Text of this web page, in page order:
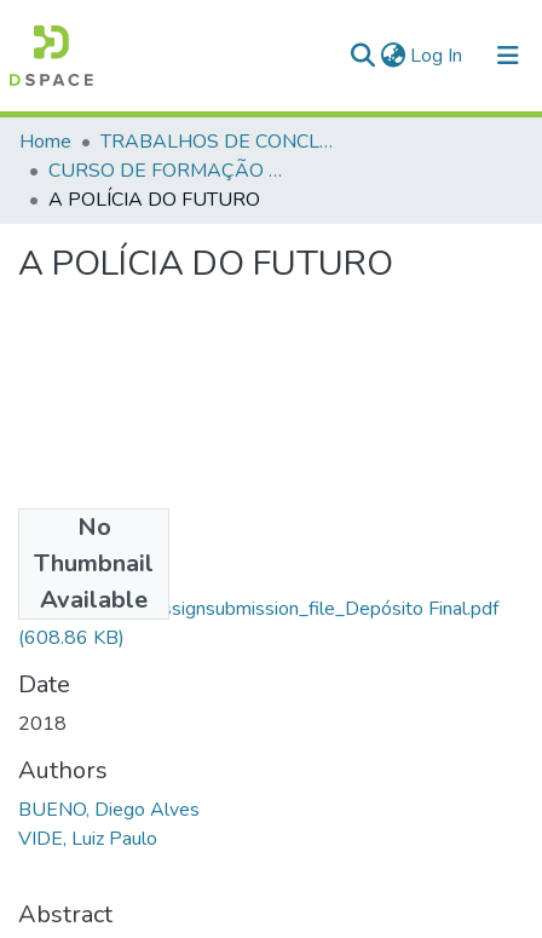
Log In (current)
Communities & Collections
All of DSpace
Home
TRABALHOS DE CONCLUSÃO DE CURSO - CFP (CURSO DE FORMAÇÃO DE PRAÇAS)
CURSO DE FORMAÇÃO DE PRAÇAS - CFP - 2018
A POLÍCIA DO FUTURO
A POLÍCIA DO FUTURO
No
Thumbnail
Available
Diego Alves
Bueno_13658_assignsubmission_file_Depósito Final.pdf
(608.86 KB)
Date
2018
Authors
BUENO, Diego Alves
VIDE, Luiz Paulo
Abstract